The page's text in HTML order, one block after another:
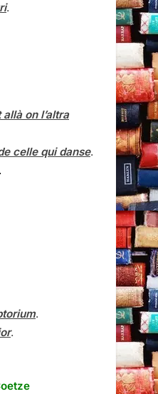
.
on l’altra
celle qui danse.
.
.